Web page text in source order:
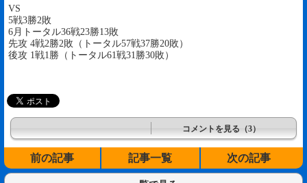
VS
5戦3勝2敗
6月トータル36戦23勝13敗
先攻 4戦2勝2敗（トータル57戦37勝20敗）
後攻 1戦1勝（トータル61戦31勝30敗）
コメントを見る（3）
前の記事 記事一覧 次の記事